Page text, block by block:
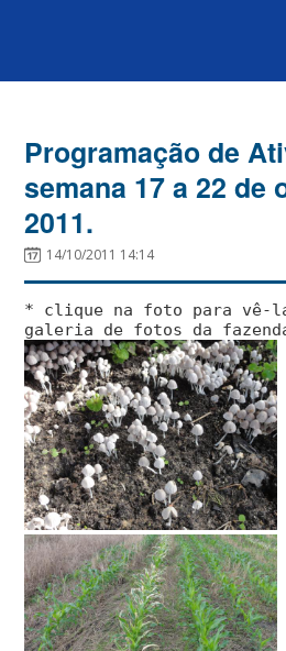
Programação de
semana 17 a 22 de
2011.
14/10/2011 14:14
* clique na foto para vê-